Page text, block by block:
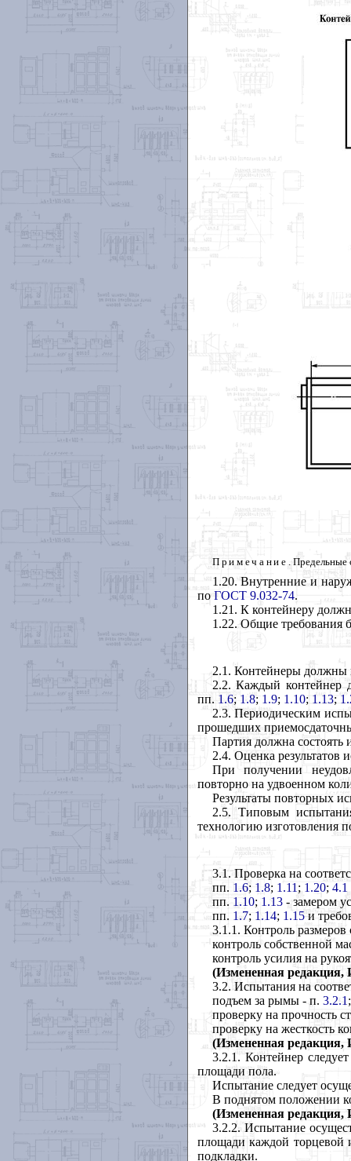
Примечание .
1.20. Внутренние и
по ГОСТ 9.032-74.
1.21. К контейнеру
1.22. Общие требования
2.1. Контейнеры должны
2.2. Каждый контейнер
пп. 1.6; 1.8; 1.9; 1.10; 1.13;
2.3. Периодическим
прошедших
Партия должна состоять
2.4. Оценка
При получении
повторно на удвоенном
Результаты повторных
2.5. Типовым
технологию изготовления
3.1. Проверка на
пп. 1.6; 1.8; 1.11 ; 1.20; 4.1
пп. 1.10; 1.13- замером
пп. 1.7; 1.14; 1.15и
3.1.1. Контроль
контроль собственной
контроль усилия на
(Измененная
3.2. Испытания на
подъем за рымы - п. 3.2.1 ;
проверку на прочность
проверку на жесткость
(Измененная
3.2.1. Контейнер
площади пола.
Испытание следует
В поднятом положении
(Измененная
3.2.2. Испытание
площади каждой торцевой
подкладки.